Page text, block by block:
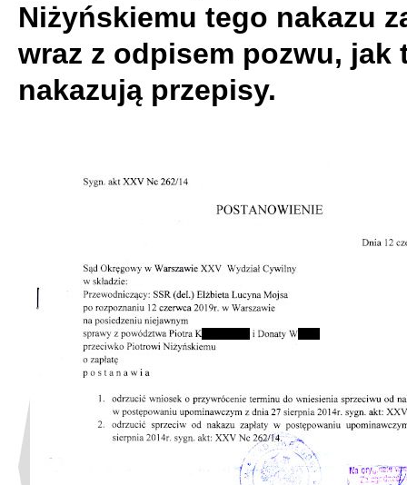
Niżyńskiemu tego nakazu
wraz z odpisem pozwu, jak
nakazują przepisy.